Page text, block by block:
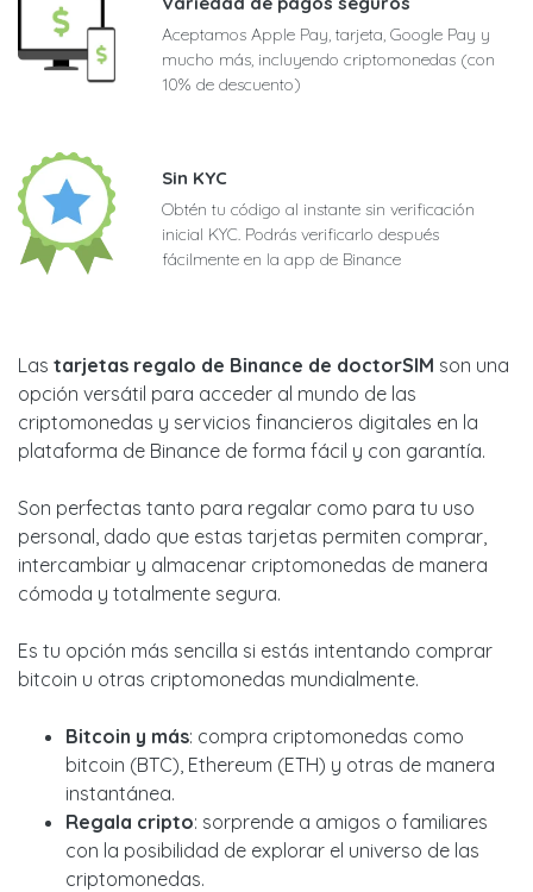
Aceptamos Apple Pay, tarjeta, Google Pay y
mucho más, incluyendo criptomonedas (con
10% de descuento)
Sin KYC
Obtén tu código al instante sin verificación
inicial KYC. Podrás verificarlo después
fácilmente en la app de Binance
Las tarjetas regalo de Binance de doctorSIM son una
opción versátil para acceder al mundo de las
criptomonedas y servicios financieros digitales en la
plataforma de Binance de forma fácil y con garantía.
Son perfectas tanto para regalar como para tu uso
personal, dado que estas tarjetas permiten comprar,
intercambiar y almacenar criptomonedas de manera
cómoda y totalmente segura.
Es tu opción más sencilla si estás intentando comprar
bitcoin u otras criptomonedas mundialmente.
Bitcoin y más: compra criptomonedas como
bitcoin (BTC), Ethereum (ETH) y otras de manera
instantánea.
Regala cripto: sorprende a amigos o familiares
con la posibilidad de explorar el universo de las
criptomonedas.